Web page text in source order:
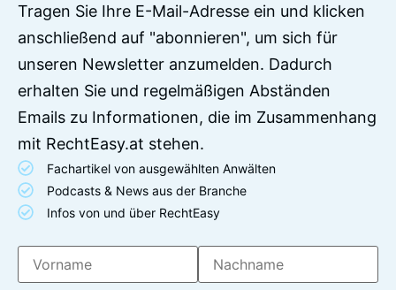
Tragen Sie Ihre E-Mail-Adresse ein und klicken
anschließend auf "abonnieren", um sich für
unseren Newsletter anzumelden. Dadurch
erhalten Sie und regelmäßigen Abständen
Emails zu Informationen, die im Zusammenhang
mit RechtEasy.at stehen.
Fachartikel von ausgewählten Anwälten
Podcasts & News aus der Branche
Infos von und über RechtEasy